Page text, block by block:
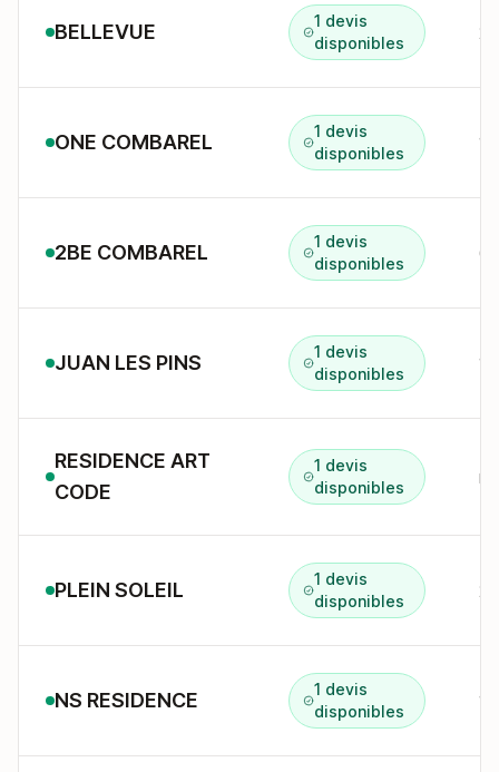
BELLEVUE
1 devis
disponibles
ONE COMBAREL
1 devis
disponibles
1
2BE COMBAREL
1 devis
disponibles
JUAN LES PINS
1 devis
disponibles
RESIDENCE ART
CODE
1 devis
disponibles
PLEIN SOLEIL
1 devis
disponibles
NS RESIDENCE
1 devis
disponibles